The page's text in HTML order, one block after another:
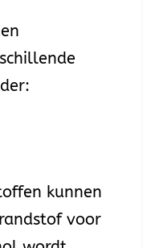
kunnen
voor